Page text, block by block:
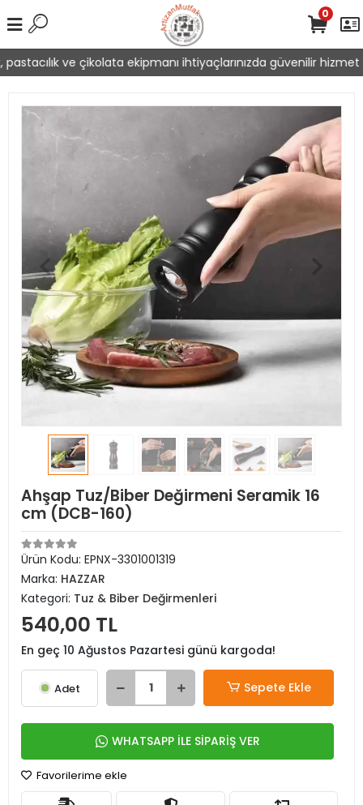
ve çikolata ekipmanı ihtiyaçlarınızda güvenilir hizmet
0
Ahşap Tuz/Biber Değirmeni Seramik 16
cm (DCB-160)
Ürün Kodu: EPNX-3301001319
Marka: HAZZAR
Kategori: Tuz & Biber Değirmenleri
540,00 TL
En geç 10 Ağustos Pazartesi günü kargoda!
Adet Sepete Ekle
WHATSAPP İLE SİPARİŞ VER
Favorilerime ekle